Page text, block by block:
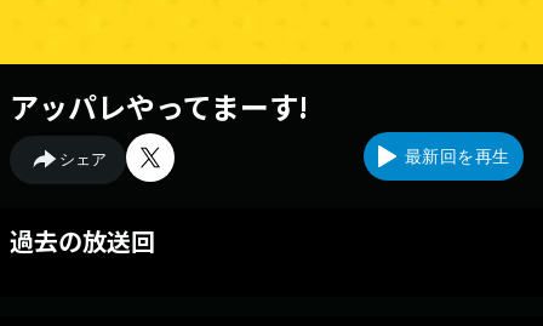
アッパレやってまーす!
シェア 最新回を再生
過去の放送回